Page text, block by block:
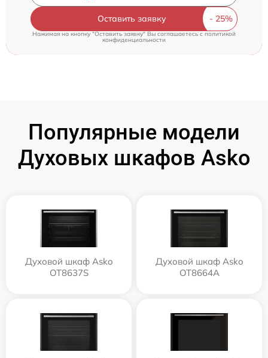
Оставить заявку
Нажимая на кнопку "Оставить заявку" Вы соглашаетесь cполитикой
конфиденциальности
Популярные модели
Духовых шкафов Asko
Духовой шкаф Asko
OT8637S
Духовой шкаф Asko
OT8664A